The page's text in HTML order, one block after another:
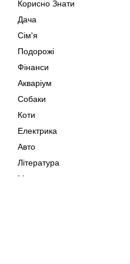
Корисно Знати
Дача
Сім'я
Подорожі
Фінанси
Акваріум
Собаки
Коти
Електрика
Авто
Література
Музика